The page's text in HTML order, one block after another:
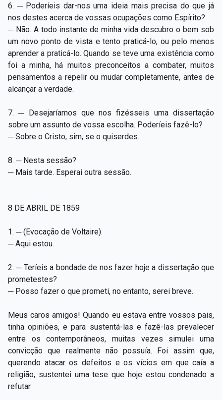
6. ─ Poderíeis dar-nos uma ideia mais precisa do que já
nos destes acerca de vossas ocupações como Espírito?
─ Não. A todo instante de minha vida descubro o bem sob
um novo ponto de vista e tento praticá-lo, ou pelo menos
aprender a praticá-lo. Quando se teve uma existência como
foi a minha, há muitos preconceitos a combater, muitos
pensamentos a repelir ou mudar completamente, antes de
alcançar a verdade.
7. ─ Desejaríamos que nos fizésseis uma dissertação
sobre um assunto de vossa escolha. Poderíeis fazê-lo?
─ Sobre o Cristo, sim, se o quiserdes.
8. ─ Nesta sessão?
─ Mais tarde. Esperai outra sessão.
8 DE ABRIL DE 1859
1. ─ (Evocação de Voltaire).
─ Aqui estou.
2. ─ Teríeis a bondade de nos fazer hoje a dissertação que
prometestes?
─ Posso fazer o que prometi, no entanto, serei breve.
Meus caros amigos! Quando eu estava entre vossos pais,
tinha opiniões, e para sustentá-las e fazê-las prevalecer
entre os contemporâneos, muitas vezes simulei uma
convicção que realmente não possuía. Foi assim que,
querendo atacar os defeitos e os vícios em que caía a
religião, sustentei uma tese que hoje estou condenado a
refutar.